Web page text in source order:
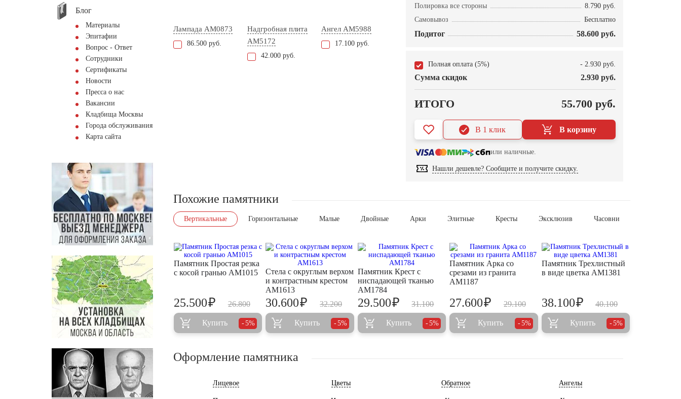
Блог
Материалы
Эпитафии
Вопрос - Ответ
Сотрудники
Сертификаты
Новости
Пресса о нас
Вакансии
Кладбища Москвы
Города обслуживания
Карта сайта
Лампада AM0873
86.500 руб.
Надгробная плита
AM5172
42.000 руб.
Ангел AM5988
17.100 руб.
Полировка все стороны
8.790 руб.
Самовывоз
Бесплатно
Подитог 58.600 руб.
Полная оплата (5%) - 2.930 руб.
Сумма скидок 2.930 руб.
ИТОГО 55.700 руб.
В корзину
В 1 клик
или наличные.
Нашли дешевле? Сообщите и получите скидку.
Похожие памятники
Вертикальные Горизонтальные Малые Двойные Арки Элитные Кресты Эксклюзив Часовни
Памятник Простая резка
с косой гранью AM1015
26.800
25.500₽
Купить 5%
Стела с округлым верхом
и контрастным крестом
AM1613
32.200
30.600₽
Купить 5%
Памятник Крест с
ниспадающей тканью
AM1784
31.100
29.500₽
Купить 5%
Памятник Арка со
срезами из гранита
AM1187
29.100
27.600₽
Купить 5%
Памятник Трехлистный
в виде цветка AM1381
40.100
38.100₽
Купить 5%
Оформление памятника
Лицевое Цветы Обратное Ангелы